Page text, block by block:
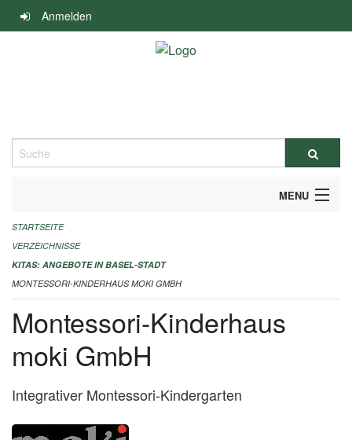
Navigation
überspringen
Anmelden
Suche
MENU
ALLGEMEINE INFORMATIONEN
IMPRESSUM
STARTSEITE
VERZEICHNISSE
KITAS: ANGEBOTE IN BASEL-STADT
MONTESSORI-KINDERHAUS MOKI GMBH
Montessori-Kinderhaus
moki GmbH
Integrativer Montessori-Kindergarten